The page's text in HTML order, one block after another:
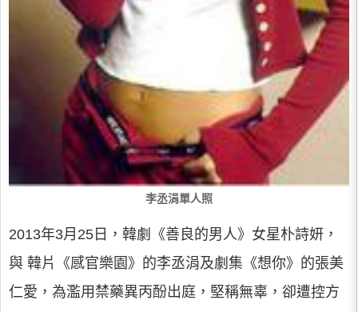
李丞涓單人照
2013年3月25日，韓劇《善良的男人》女星朴詩妍，
與 韓片《感官樂園》的李丞涓及劇集《想你》的張美
仁愛，為濫用禁藥異丙酚出庭，堅稱無辜，卻遭控方